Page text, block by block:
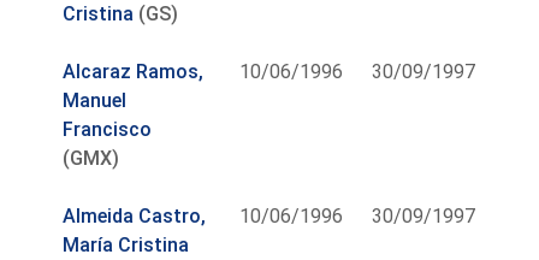
Cristina (GS)
Alcaraz Ramos,
Manuel
Francisco
(GMX)
10/06/1996 30/09/1997
Almeida Castro,
María Cristina
10/06/1996 30/09/1997